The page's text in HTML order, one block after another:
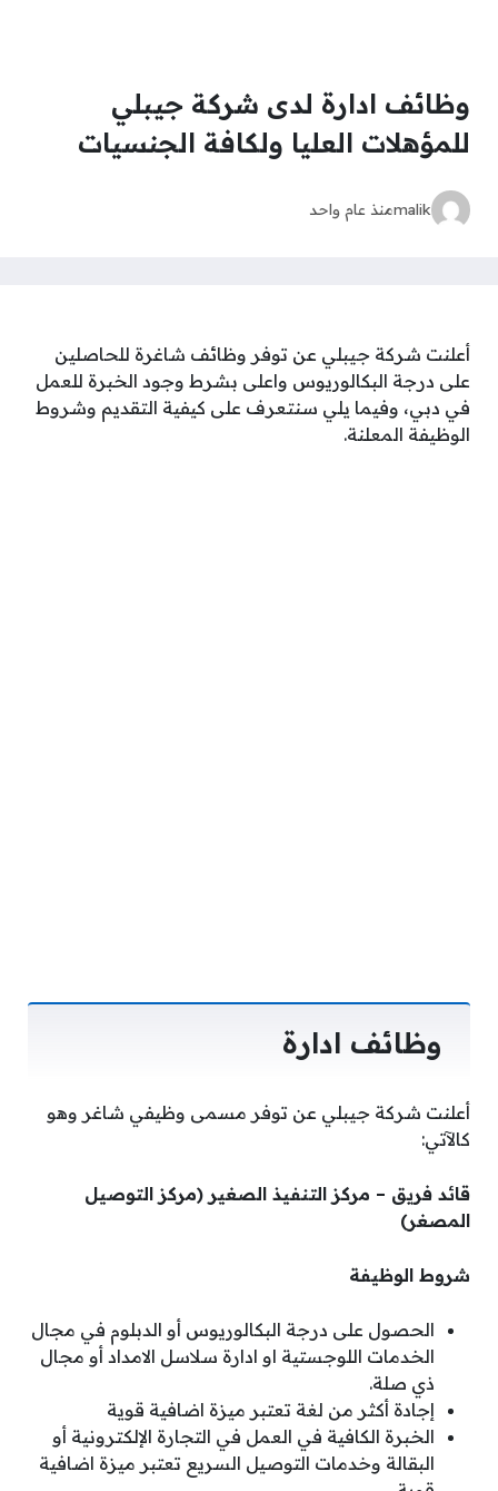
وظائف ادارة لدى شركة جيبلي
للمؤهلات العليا ولكافة الجنسيات
malikمنذ عام واحد
أعلنت شركة جيبلي عن توفر وظائف شاغرة للحاصلين
على درجة البكالوريوس واعلى بشرط وجود الخبرة للعمل
في دبي، وفيما يلي سنتعرف على كيفية التقديم وشروط
الوظيفة المعلنة.
وظائف ادارة
أعلنت شركة جيبلي عن توفر مسمى وظيفي شاغر وهو
كالآتي:
قائد فريق – مركز التنفيذ الصغير (مركز التوصيل
المصغر)
شروط الوظيفة
الحصول على درجة البكالوريوس أو الدبلوم في مجال
الخدمات اللوجستية او ادارة سلاسل الامداد أو مجال
ذي صلة.
إجادة أكثر من لغة تعتبر ميزة اضافية قوية
الخبرة الكافية في العمل في التجارة الإلكترونية أو
البقالة وخدمات التوصيل السريع تعتبر ميزة اضافية